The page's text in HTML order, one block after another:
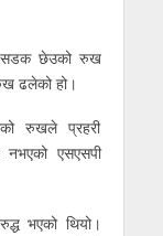
सडक छेउको रुख
ढलेको हो।
रुखले प्रहरी
नभएको एसएसपी
भएको थियो।